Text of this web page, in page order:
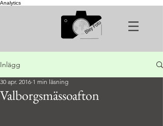
Analytics
Inlägg
Valborgsmässoafton
30 apr. 2016 1 min läsning